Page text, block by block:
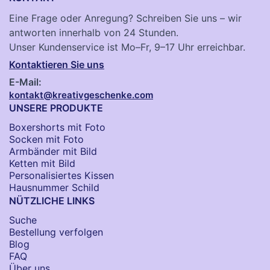
Eine Frage oder Anregung? Schreiben Sie uns – wir
antworten innerhalb von 24 Stunden.
Unser Kundenservice ist Mo–Fr, 9–17 Uhr erreichbar.
Kontaktieren Sie uns
E-Mail:
kontakt@kreativgeschenke.com
UNSERE PRODUKTE
Boxershorts mit Foto
Socken​ mit Foto
Armbänder mit Bild​
Ketten mit Bild
Personalisiertes Kissen
Hausnummer Schild
NÜTZLICHE LINKS
Suche
Bestellung verfolgen
Blog
FAQ